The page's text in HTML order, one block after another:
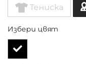
Тениска
Избери цвят